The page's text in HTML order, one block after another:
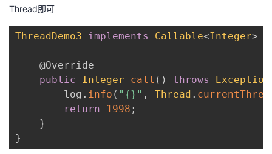
Thread即可
ThreadDemo3 implements Callable<Integer>
@Override
public
Integer call ( ) throws
Exception
        log
. info ( "{}" , Thread .
return
1998 ;
}
}